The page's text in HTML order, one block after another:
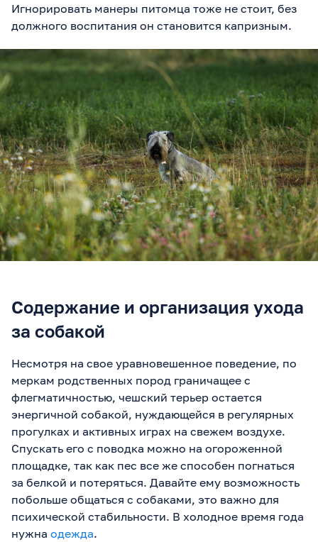
Игнорировать манеры питомца тоже не стоит, без
должного воспитания он становится капризным.
Содержание и организация ухода
за собакой
Несмотря на свое уравновешенное поведение, по
меркам родственных пород граничащее с
флегматичностью, чешский терьер остается
энергичной собакой, нуждающейся в регулярных
прогулках и активных играх на свежем воздухе.
Спускать его с поводка можно на огороженной
площадке, так как пес все же способен погнаться
за белкой и потеряться. Давайте ему возможность
побольше общаться с собаками, это важно для
психической стабильности. В холодное время года
нужна одежда.